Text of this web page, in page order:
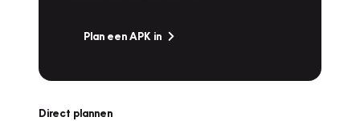
Plan een APK in
Direct plannen